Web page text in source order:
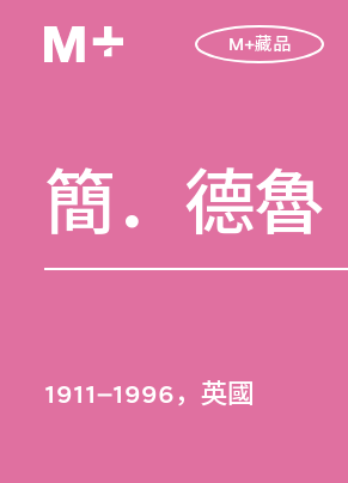
M+藏品
簡．德魯
1911–1996，英國